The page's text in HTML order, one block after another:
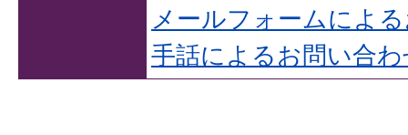
メールフォームによ
手話によるお問い合